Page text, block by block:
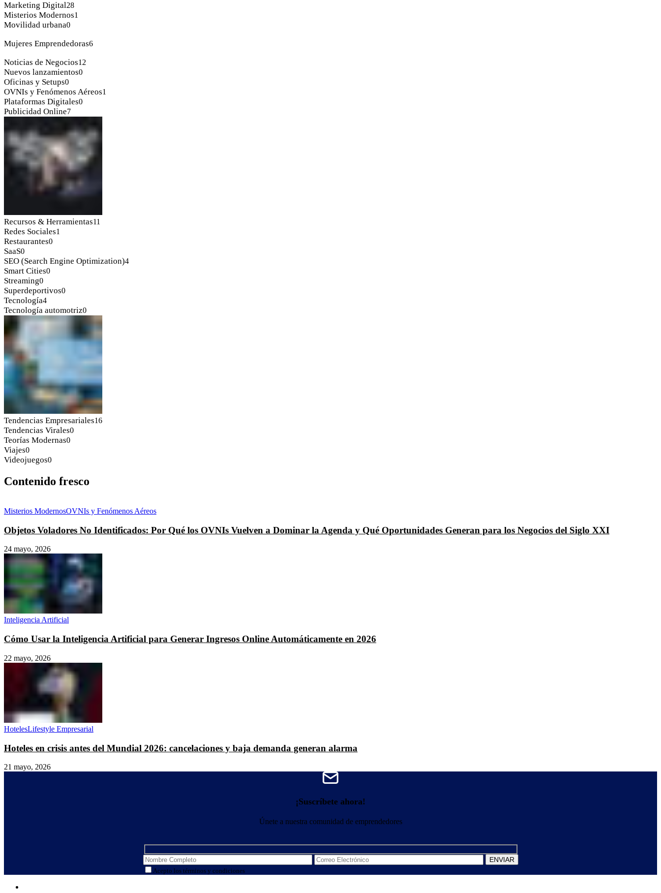
Marketing Digital28
Misterios Modernos1
Movilidad urbana0
Mujeres Emprendedoras6
Noticias de Negocios12
Nuevos lanzamientos0
Oficinas y Setups0
OVNIs y Fenómenos Aéreos1
Plataformas Digitales0
Publicidad Online7
Recursos & Herramientas11
Redes Sociales1
Restaurantes0
SaaS0
SEO (Search Engine Optimization)4
Smart Cities0
Streaming0
Superdeportivos0
Tecnología4
Tecnología automotriz0
Tendencias Empresariales16
Tendencias Virales0
Teorías Modernas0
Viajes0
Videojuegos0
Contenido fresco
Misterios ModernosOVNIs y Fenómenos Aéreos
Objetos Voladores No Identificados: Por Qué los OVNIs Vuelven a Dominar la Agenda y Qué Oportunidades Generan para los Negocios del Siglo XXI
24 mayo, 2026
Inteligencia Artificial
Cómo Usar la Inteligencia Artificial para Generar Ingresos Online Automáticamente en 2026
22 mayo, 2026
HotelesLifestyle Empresarial
Hoteles en crisis antes del Mundial 2026: cancelaciones y baja demanda generan alarma
21 mayo, 2026
¡Suscríbete ahora!
Únete a nuestra comunidad de emprendedores
Acepto los términos y condiciones